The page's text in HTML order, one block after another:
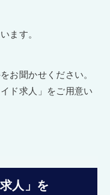
ます。
お聞かせください。
ド求人」をご用意い
人」を